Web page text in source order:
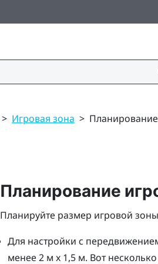
> Игровая зона >
Планирование
Планируйте размер игровой
Для настройки с
менее 2 м x 1,5 м. Вот